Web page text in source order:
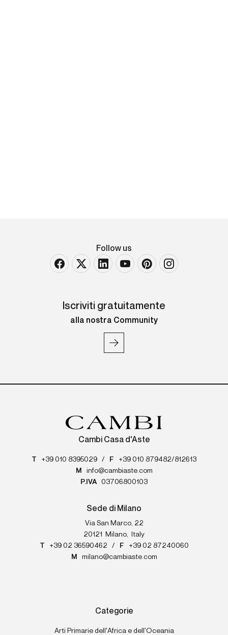
Follow us
Iscriviti gratuitamente
alla nostra Community
Cambi Casa d'Aste
T +39 010 8395029 / F
+39 010 879482/812613
M
info@cambiaste.com
P.IVA
03706800103
Sede di Milano
Via San Marco, 22
20121
Milano,
Italy
T
+39 02 36590462 / F
+39 02 87240060
M
milano@cambiaste.com
Categorie
Arti Primarie dell'Africa e dell'Oceania